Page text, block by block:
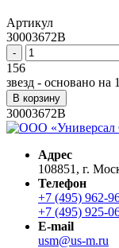
Артикул
30003672B
-
156
звезд - основано на 1
В корзину
30003672B
Адрес
108851, г.
Телефон
+7 (495) 962-
+7 (495) 925-
E-mail
usm@us-m.ru